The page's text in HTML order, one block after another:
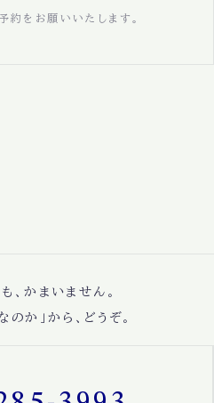
をお願いいたします。
、かまいません。
のか」から、どうぞ。